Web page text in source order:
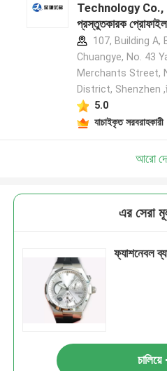
Technology Co.,
প্রস্তুতকারক প্রোফাইল
107, Building A,
Chuangye, No. 43
Merchants Street,
District, Shenzhen
5.0
যাচাইকৃত সরবরাহকারী
আরো
এর সেরা
ফ্যাশনেবল
চালিয়ে